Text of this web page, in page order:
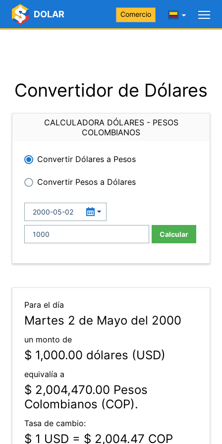
DOLAR Comercio
Convertidor de Dólares
CALCULADORA DÓLARES - PESOS
COLOMBIANOS
Convertir Dólares a Pesos
Convertir Pesos a Dólares
Calcular
Para el día
Martes 2 de Mayo del 2000
un monto de
$ 1,000.00 dólares (USD)
equivalía a
$ 2,004,470.00 Pesos
Colombianos (COP).
Tasa de cambio:
$ 1 USD = $ 2,004.47 COP